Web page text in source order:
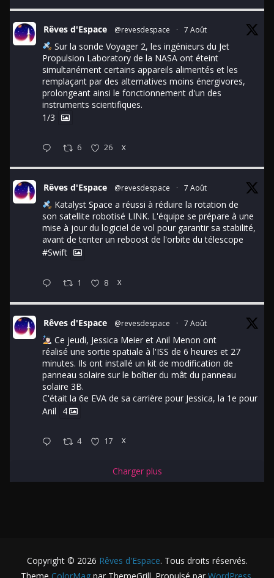
Rêves d'Espace @revesdespace · 7 Août
Sur la sonde Voyager 2, les ingénieurs du Jet
Propulsion Laboratory de la NASA ont éteint
simultanément certains appareils alimentés et les
remplaçant par des alternatives moins énergivores,
prolongeant ainsi le fonctionnement d'un des
instruments scientifiques.
1/3
6 26 X
Rêves d'Espace @revesdespace · 7 Août
Katalyst Space a réussi à réduire la rotation de
son satellite robotisé LINK. L'équipe se prépare à une
mise à jour du logiciel de vol pour garantir sa stabilité,
avant de tenter un reboost de l'orbite du télescope
#Swift
1 8 X
Rêves d'Espace @revesdespace · 7 Août
Ce jeudi, Jessica Meier et Anil Menon ont
réalisé une sortie spatiale à l'ISS de 6 heures et 27
minutes. Ils ont installé un kit de modification de
panneau solaire sur le boîtier du mât du panneau
solaire 3B.
C'était la 6e EVA de sa carrière pour Jessica, la 1e pour
Anil
4
4 17 X
Charger plus
Copyright © 2026 Rêves d'Espace. Tous droits réservés.